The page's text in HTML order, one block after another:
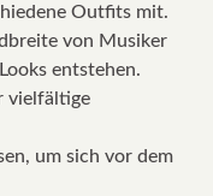
Outfits mit.
von Musiker
entstehen.
vielfältige
um sich vor dem